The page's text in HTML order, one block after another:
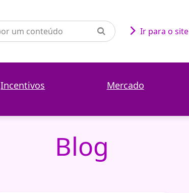
Ir para o site
Incentivos Mercado
Blog